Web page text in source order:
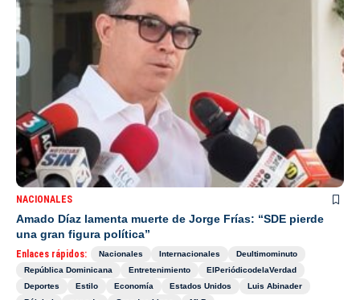
NACIONALES
Amado Díaz lamenta muerte de Jorge Frías: “SDE pierde
una gran figura política”
Enlaces rápidos: Nacionales Internacionales
Deultimominuto
República Dominicana
Entretenimiento
ElPeriódicodelaVerdad
Deportes
Estilo Economía Estados Unidos
Luis Abinader